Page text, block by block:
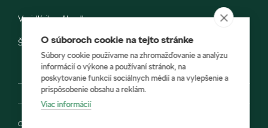
Vozidlá ihneď k odberu
Škoda E-shop
Ochrana osobných údajov
O súboroch cookie na tejto stránke
Súbory cookie používame na zhromažďovanie a analýzu
informácií o výkone a používaní stránok, na
poskytovanie funkcií sociálnych médií a na vylepšenie a
prispôsobenie obsahu a reklám.
Viac informácií